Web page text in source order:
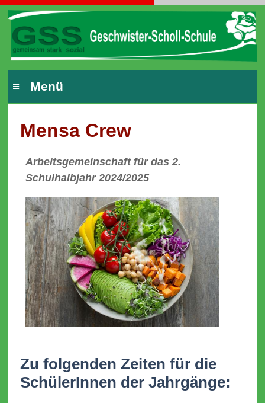
≡ Menü
Mensa Crew
Arbeitsgemeinschaft für das 2.
Schulhalbjahr 2024/2025
Zu folgenden Zeiten für die
SchülerInnen der Jahrgänge: